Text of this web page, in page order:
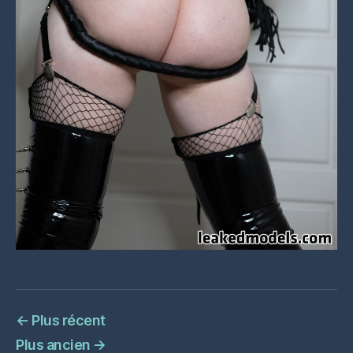
← Plus récent
Plus ancien →